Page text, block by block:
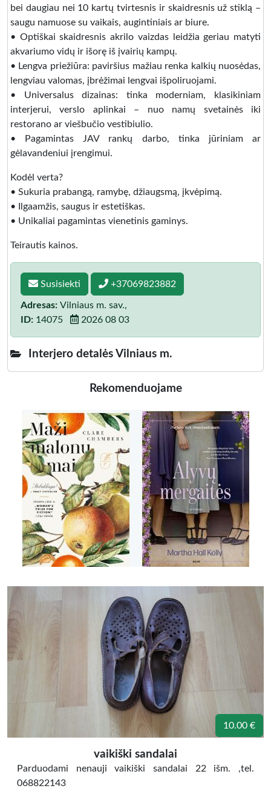
bei daugiau nei 10 kartų tvirtesnis ir skaidresnis už stiklą –
saugu namuose su vaikais, augintiniais ar biure.
• Optiškai skaidresnis akrilo vaizdas leidžia geriau matyti
akvariumo vidų ir išorę iš įvairių kampų.
• Lengva priežiūra: paviršius mažiau renka kalkių nuosėdas,
lengviau valomas, įbrėžimai lengvai išpoliruojami.
• Universalus dizainas: tinka moderniam, klasikiniam
interjerui, verslo aplinkai – nuo namų svetainės iki
restorano ar viešbučio vestibiulio.
• Pagamintas JAV rankų darbo, tinka jūriniam ar
gėlavandeniui įrengimui.
Kodėl verta?
• Sukuria prabangą, ramybę, džiaugsmą, įkvėpimą.
• Ilgaamžis, saugus ir estetiškas.
• Unikaliai pagamintas vienetinis gaminys.
Teirautis kainos.
Susisiekti +37069823882
Adresas: Vilniaus m. sav.,
ID: 14075 2026 08 03
Interjero detalės Vilniaus m.
Rekomenduojame
10.00 €
vaikiški sandalai
Parduodami nenauji vaikiški sandalai 22 išm. ,tel.
068822143